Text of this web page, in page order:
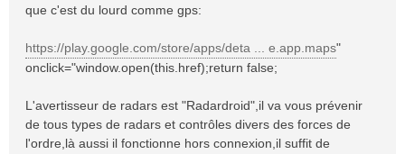
que c'est du lourd comme gps:
https://play.google.com/store/apps/deta ... e.app.maps"
onclick="window.open(this.href);return false;
L'avertisseur de radars est "Radardroid",il va vous prévenir
de tous types de radars et contrôles divers des forces de
l'ordre,là aussi il fonctionne hors connexion,il suffit de